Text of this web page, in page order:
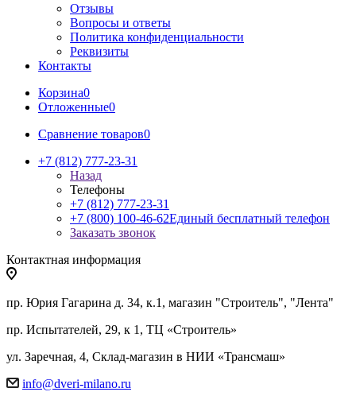
Отзывы
Вопросы и ответы
Политика конфиденциальности
Реквизиты
Контакты
Корзина0
Отложенные0
Сравнение товаров0
+7 (812) 777-23-31
Назад
Телефоны
+7 (812) 777-23-31
+7 (800) 100-46-62Единый бесплатный телефон
Заказать звонок
Контактная информация
пр. Юрия Гагарина д. 34, к.1, магазин "Строитель", "Лента"
пр. Испытателей, 29, к 1, ТЦ «Строитель»
ул. Заречная, 4, Склад-магазин в НИИ «Трансмаш»
info@dveri-milano.ru